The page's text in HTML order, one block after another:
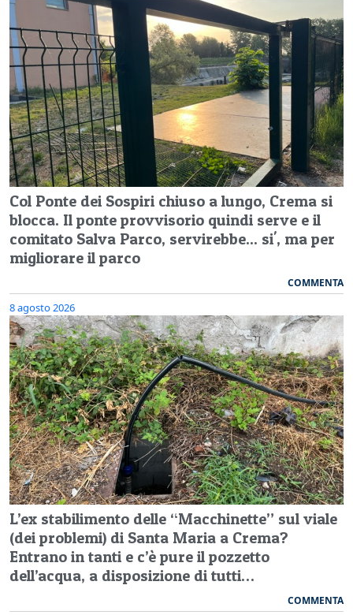
Col Ponte dei Sospiri chiuso a lungo, Crema si
blocca. Il ponte provvisorio quindi serve e il
comitato Salva Parco, servirebbe... si', ma per
migliorare il parco
COMMENTA
8 agosto 2026
L’ex stabilimento delle “Macchinette” sul viale
(dei problemi) di Santa Maria a Crema?
Entrano in tanti e c’è pure il pozzetto
dell’acqua, a disposizione di tutti…
COMMENTA